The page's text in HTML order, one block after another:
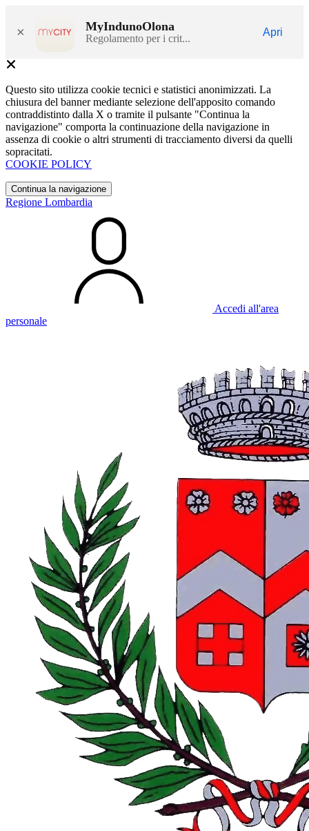
× MyIndunoOlona
Regolamento per i crit...
Apri
Questo sito utilizza cookie tecnici e statistici anonimizzati. La
chiusura del banner mediante selezione dell'apposito comando
contraddistinto dalla X o tramite il pulsante "Continua la
navigazione" comporta la continuazione della navigazione in
assenza di cookie o altri strumenti di tracciamento diversi da quelli
sopracitati.
COOKIE POLICY
Continua la navigazione
Regione Lombardia
Accedi all'area
personale